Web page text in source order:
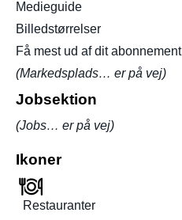
Medieguide
Billedstørrelser
Få mest ud af dit abonnement
(Markedsplads… er på vej)
Jobsektion
(Jobs… er på vej)
Ikoner
Restauranter